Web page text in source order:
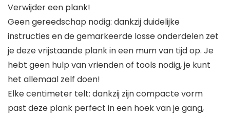
Verwijder een plank!
Geen gereedschap nodig: dankzij duidelijke
instructies en de gemarkeerde losse onderdelen zet
je deze vrijstaande plank in een mum van tijd op. Je
hebt geen hulp van vrienden of tools nodig, je kunt
het allemaal zelf doen!
Elke centimeter telt: dankzij zijn compacte vorm
past deze plank perfect in een hoek van je gang,